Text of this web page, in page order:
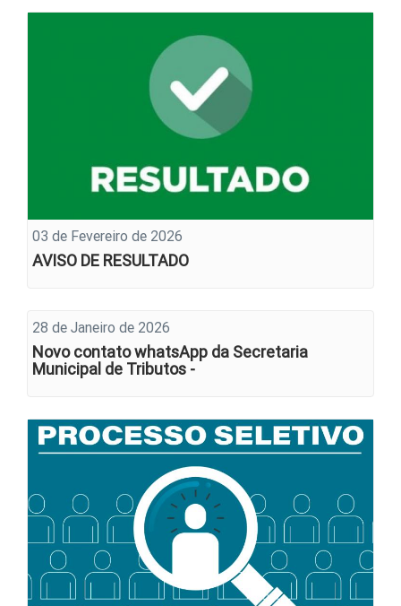
03 de Fevereiro de 2026
AVISO DE RESULTADO
28 de Janeiro de 2026
Novo contato whatsApp da Secretaria
Municipal de Tributos -